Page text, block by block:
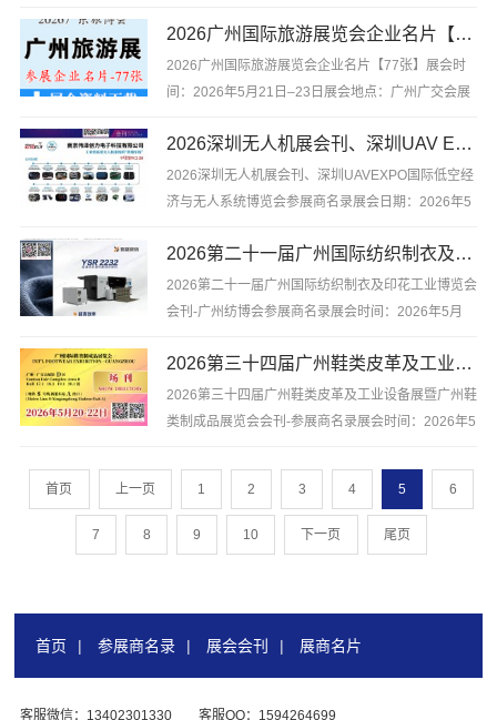
博览会企业名片【159张】含参展企业联系方式等，
是你寻找项目、产品与厂商货源的最佳帮手。不用再
东奔...
2026广州国际旅游展览会企业名片【77张】
2026广州国际旅游展览会企业名片【77张】展会时
间：2026年5月21日–23日展会地点：广州广交会展
展企业联系方式等，是你寻找项目、产品与厂商货源
的最佳帮手。不用再东奔西跑，你坐在家中你坐在家
中也能寻找好的...
2026深圳无人机展会刊、深圳UAV EXPO国际低空经济与无人系统博览会参展商名录
2026深圳无人机展会刊、深圳UAVEXPO国际低空经
济与无人系统博览会参展商名录展会日期：2026年5
展会刊、深圳UAVEXPO国际低空经济与无人系统博
览会参展商名录，含企业介绍，含参展企业联系方式
等...
2026第二十一届广州国际纺织制衣及印花工业博览会会刊-广州纺博会参展商名录
2026第二十一届广州国际纺织制衣及印花工业博览会
会刊-广州纺博会参展商名录展会时间：2026年5月
二十一届广州国际纺织制衣及印花工业博览会会刊-参
展商名录，含企业介绍，含参展企业联系方式等，是
你寻找项目、...
2026第三十四届广州鞋类皮革及工业设备展暨广州鞋类制成品展览会会刊-参展商名录
2026第三十四届广州鞋类皮革及工业设备展暨广州鞋
类制成品展览会会刊-参展商名录展会时间：2026年5
十四届广州鞋类皮革及工业设备展暨广州鞋类制成品
系方式等...
首页 上一页 1 2 3 4 5 6
7 8 9 10 下一页 尾页
首页 | 参展商名录 | 展会会刊 | 展商名片
客服微信：13402301330 客服QQ：1594264699